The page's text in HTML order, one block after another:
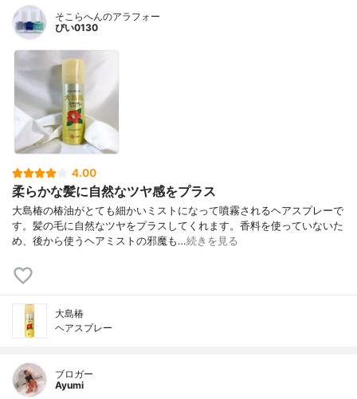
そこらへんのアラフォー
ぴい0130
4.00
柔らかな髪に自然なツヤ感をプラス
大島椿の椿油がとても細かいミストになって噴霧されるヘアスプレーで
す。髪の毛に自然なツヤをプラスしてくれます。香料を使っていないた
め、後から使うヘアミストの邪魔も…続きを見る
大島椿
ヘアスプレー
ブロガー
Ayumi